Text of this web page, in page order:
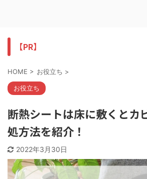
【PR】
HOME > お役立ち >
お役立ち
断熱シートは床に敷くとカ
処方法を紹介！
2022年3月30日